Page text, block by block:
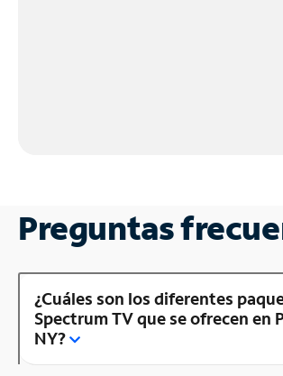
Preguntas
¿Cuáles son los diferentes
Spectrum TV que se ofrecen en
NY?